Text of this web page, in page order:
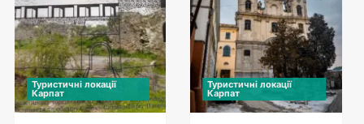
Туристичні локації
Карпат
Туристичні локації
Карпат